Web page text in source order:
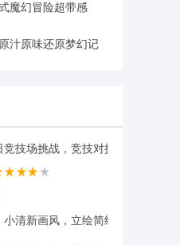
魔幻冒险超带感
汁原味还原梦幻记